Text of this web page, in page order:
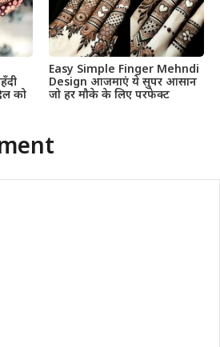
को
Easy Simple Finger Mehndi
Design आजमाएं ये सुपर आसान
जो हर मौके के लिए परफेक्ट